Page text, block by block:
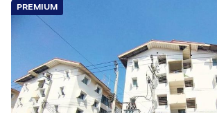
PREMIUM